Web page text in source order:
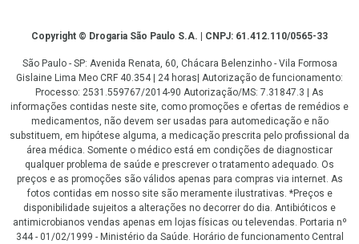
CopyrightCopyright © Drogaria São Paulo S.A. | CNPJ: 61.412.110/0565-33
São Paulo - SP: Avenida Renata, 60, Chácara Belenzinho - Vila Formosa
Gislaine Lima Meo CRF 40.354 | 24 horas| Autorização de funcionamento:
Processo: 2531.559767/2014-90 Autorização/MS: 7.31847.3 | As
informações contidas neste site, como promoções e ofertas de remédios e
medicamentos, não devem ser usadas para automedicação e não
substituem, em hipótese alguma, a medicação prescrita pelo profissional da
área médica. Somente o médico está em condições de diagnosticar
qualquer problema de saúde e prescrever o tratamento adequado. Os
preços e as promoções são válidos apenas para compras via internet. As
fotos contidas em nosso site são meramente ilustrativas. *Preços e
disponibilidade sujeitos a alterações no decorrer do dia. Antibióticos e
antimicrobianos vendas apenas em lojas físicas ou televendas. Portaria nº
344 - 01/02/1999 - Ministério da Saúde. Horário de funcionamento Central